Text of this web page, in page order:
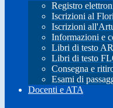
Registro
Iscrizioni al
Iscrizioni
Informazioni e
Libri di testo
Libri di testo
Consegna e
Esami di
Docenti e ATA